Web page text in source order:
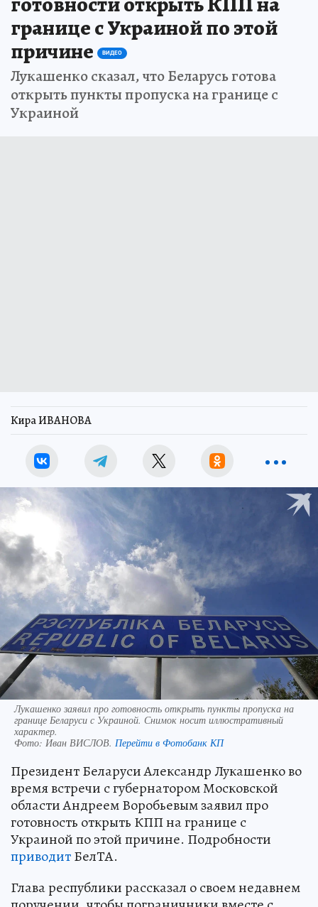
границе с Украиной по этой
причине
ВИДЕО
Лукашенко сказал, что Беларусь готова
открыть пункты пропуска на границе с
Украиной
Кира ИВАНОВА
Лукашенко заявил про готовность открыть пункты пропуска на
границе Беларуси с Украиной. Снимок носит иллюстративный
характер.
Фото: Иван ВИСЛОВ. Перейти в Фотобанк КП
Президент Беларуси Александр Лукашенко во
время встречи с губернатором Московской
области Андреем Воробьевым заявил про
готовность открыть КПП на границе с
Украиной по этой причине. Подробности
приводитБелТА.
Глава республики рассказал о своем недавнем